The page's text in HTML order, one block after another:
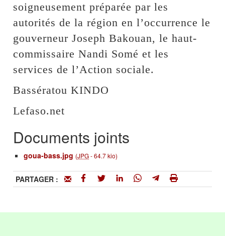
soigneusement préparée par les
autorités de la région en l’occurrence le
gouverneur Joseph Bakouan, le haut-
commissaire Nandi Somé et les
services de l’Action sociale.
Bassératou KINDO
Lefaso.net
Documents joints
goua-bass.jpg (JPG-64.7 kio)
PARTAGER :